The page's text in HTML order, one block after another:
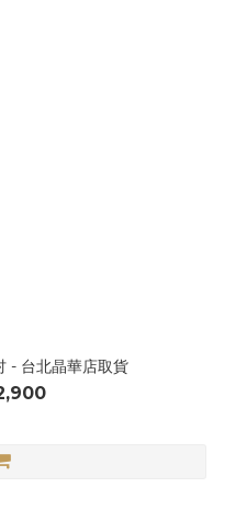
- 台北晶華店取貨